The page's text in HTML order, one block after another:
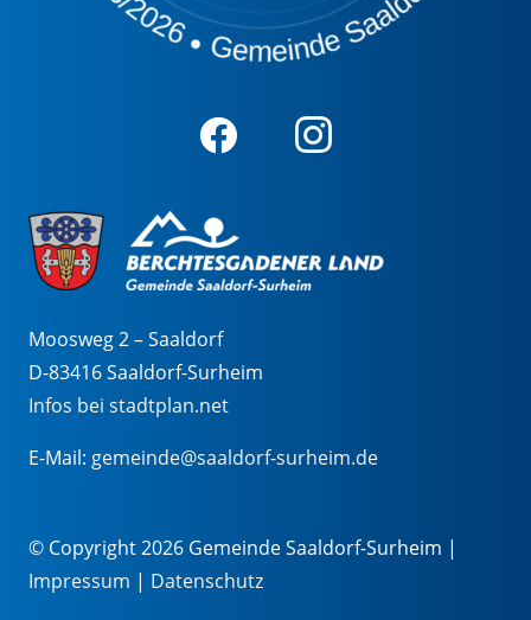
Moosweg 2 – Saaldorf
D-83416 Saaldorf-Surheim
Infos bei stadtplan.net
E-Mail: gemeinde@saaldorf-surheim.de
© Copyright 2026 Gemeinde Saaldorf-Surheim |
Impressum | Datenschutz